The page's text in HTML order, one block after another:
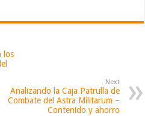
los
Next
Analizando la Caja Patrulla de
Combate del Astra Militarum –
Contenido y ahorro